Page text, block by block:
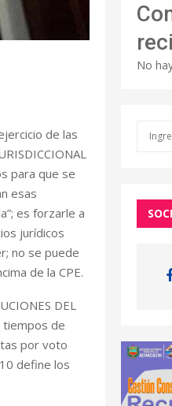
de las
para que se
esas
es forzarle a
jurídicos
no se puede
de la CPE.
DEL
tiempos de
por voto
define los
No
f